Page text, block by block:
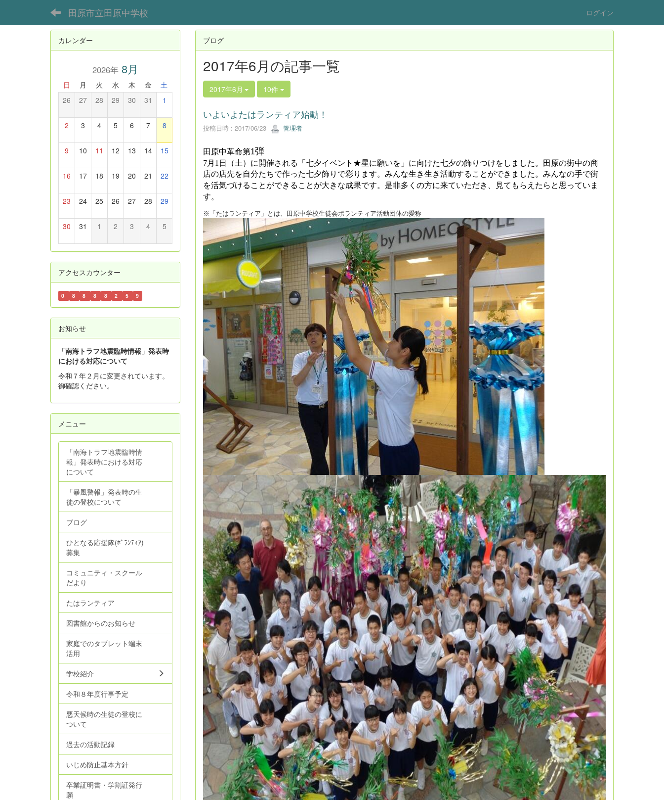
田原市立田原中学校 ログイン
ブログ
2017年6月の記事一覧
2017年6月 10件
いよいよたはランティア始動！
投稿日時 : 2017/06/23 管理者
田原中革命第1弾
7月1日（土）に開催される 「七夕イベント★星に願いを」 に向けた七夕の飾りつけをしました。田原の街中の商
店の店先を自分たちで作った七夕飾りで彩ります。みんな生き生き活動することができました。みんなの手で街
を活気づけることができることが大きな成果です。 是非多くの方に来ていただき、見てもらえたらと思っていま
す。
※「たはランティア」とは、田原中学校生徒会ボランティア活動団体の愛称
カレンダー
2026年8月
日 月 火 水 木 金 土
26 27 28 29 30 31 1
2 3 4 5 6 7 8
9 10 11 12 13 14 15
16 17 18 19 20 21 22
23 24 25 26 27 28 29
30 31 1 2 3 4 5
アクセスカウンター
0 8 8 8 8 2 5 9
お知らせ
「南海トラフ地震臨時情報」発表時
における対応について
令和７年２月に変更されています。
御確認ください。
メニュー
「南海トラフ地震臨時情
報」発表時における対応
について
「暴風警報」発表時の生
徒の登校について
ブログ
ひとなる応援隊(ﾎﾞﾗﾝﾃｨｱ)
募集
コミュニティ・スクール
だより
たはランティア
図書館からのお知らせ
家庭でのタブレット端末
活用
学校紹介
令和８年度行事予定
悪天候時の生徒の登校に
ついて
過去の活動記録
いじめ防止基本方針
卒業証明書・学割証発行
願